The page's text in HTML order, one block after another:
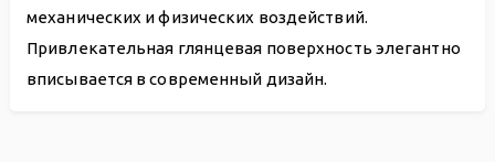
механических и физических воздействий.
Привлекательная глянцевая поверхность элегантно
вписывается в современный дизайн.